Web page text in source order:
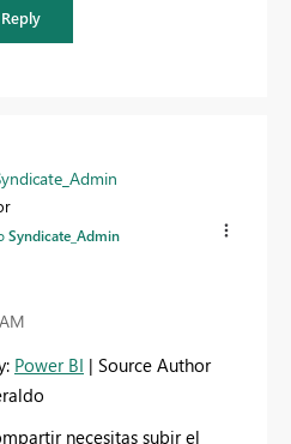
Reply
Syndicate_Admin
Power BI | Source Author
necesitas subir el